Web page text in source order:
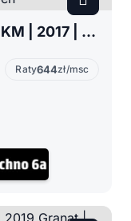
Opel Mokka 1.4 X Turbo 140 KM | 2017 | Bezwypadkowy | Bogate wyposażen
Raty644zł/msc